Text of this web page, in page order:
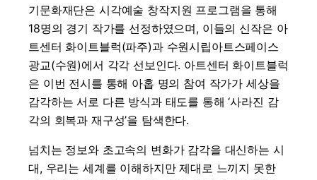
기문화재단은 시각예술 창작지원 프로그램을 통해
18명의 경기 작가를 선정하였으며, 이들의 신작은 아
트센터 화이트블럭(파주)과 수원시립아트스페이스
광교(수원)에서 각각 선보인다. 아트센터 화이트블럭
은 이번 전시를 통해 아홉 명의 참여 작가가 세상을
감각하는 서로 다른 방식과 태도를 통해 ‘사라진 감
각의 회복과 재구성’을 탐색한다.
넘치는 정보와 초고속의 변화가 감각을 대신하는 시
대, 우리는 세계를 이해하지만 제대로 느끼지 못한